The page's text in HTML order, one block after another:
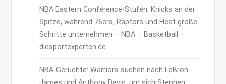
NBA Eastern Conference-Stufen: Knicks an der
Spitze, während 76ers, Raptors und Heat große
Schritte unternehmen – NBA – Basketball –
diesportexperten.de
NBA-Gerüchte: Warriors suchen nach LeBron